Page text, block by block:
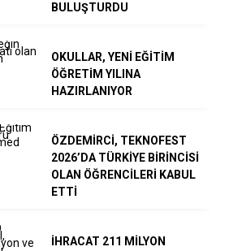
BULUŞTURDU
OKULLAR, YENİ EĞİTİM
ÖĞRETİM YILINA
HAZIRLANIYOR
ÖZDEMİRCİ, TEKNOFEST
2026’DA TÜRKİYE BİRİNCİSİ
OLAN ÖĞRENCİLERİ KABUL
ETTİ
İHRACAT 211 MİLYON